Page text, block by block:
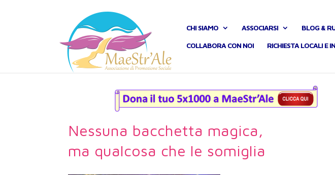
CHI SIAMO ASSOCIARSI BLOG &
COLLABORA CON NOI RICHIESTA LOCALI E
Nessuna bacchetta magica,
ma qualcosa che le somiglia